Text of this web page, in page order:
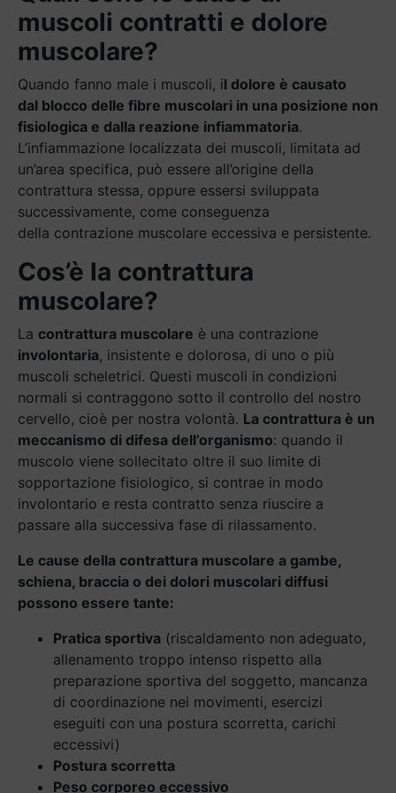
muscoli contratti e dolore
muscolare?
Quando fanno male i muscoli, il dolore è causato
dal blocco delle fibre muscolari in una posizione non
fisiologica e dalla reazione infiammatoria.
L’infiammazione localizzata dei muscoli, limitata ad
un’area specifica, può essere all’origine della
contrattura stessa, oppure essersi sviluppata
successivamente, come conseguenza
della contrazione muscolare eccessiva e persistente.
Cos’è la contrattura
muscolare?
La contrattura muscolare è una contrazione
involontaria, insistente e dolorosa, di uno o più
muscoli scheletrici. Questi muscoli in condizioni
normali si contraggono sotto il controllo del nostro
cervello, cioè per nostra volontà. La contrattura è un
meccanismo di difesa dell’organismo: quando il
muscolo viene sollecitato oltre il suo limite di
sopportazione fisiologico, si contrae in modo
involontario e resta contratto senza riuscire a
passare alla successiva fase di rilassamento.
Le cause della contrattura muscolare a gambe,
schiena, braccia o dei dolori muscolari diffusi
possono essere tante:
Pratica sportiva (riscaldamento non adeguato,
allenamento troppo intenso rispetto alla
preparazione sportiva del soggetto, mancanza
di coordinazione nei movimenti, esercizi
eseguiti con una postura scorretta, carichi
eccessivi)
Postura scorretta
Peso corporeo eccessivo